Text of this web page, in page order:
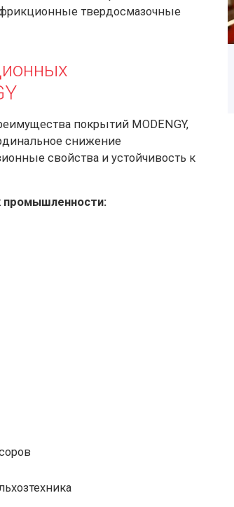
твердосмазочные
покрытий MODENGY,
снижение
свойства и устойчивость к
промышленности: